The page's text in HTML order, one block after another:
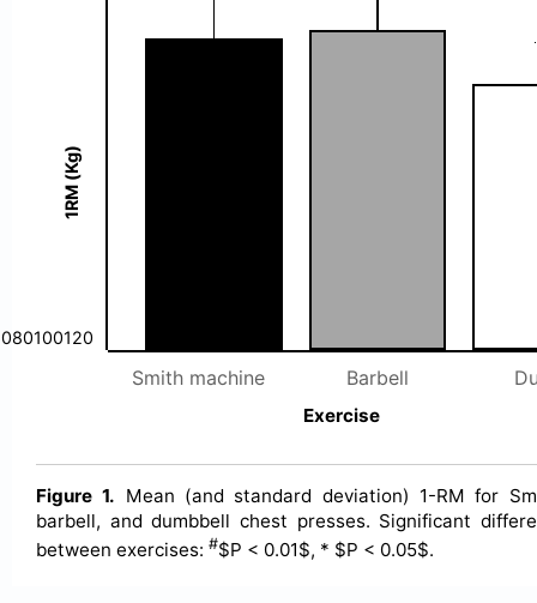
1RM (Kg)
Smith machine Barbell
Exercise
Figure 1. Mean (and standard deviation) 1-RM for
barbell, and dumbbell chest presses. Significant
between exercises: #$P < 0.01$, * $P < 0.05$.